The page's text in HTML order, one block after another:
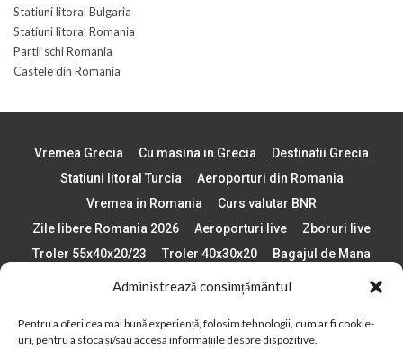
Administrează consimțământul
Pentru a oferi cea mai bună experiență, folosim tehnologii, cum ar fi cookie-
uri, pentru a stoca și/sau accesa informațiile despre dispozitive.
Statiuni litoral Bulgaria
Statiuni litoral Romania
Partii schi Romania
Castele din Romania
Vremea Grecia Cu masina in Grecia
Destinatii Grecia
Statiuni litoral Turcia
Aeroporturi din Romania
Vremea in Romania
Curs valutar BNR
Zile libere Romania 2026
Aeroporturi live
Zboruri live
Troler 55x40x20/23
Troler 40x30x20
Bagajul de Mana
Paste 2026
Cele mai bune telefoane
Plaje din Europa
Concerte Romania 2025